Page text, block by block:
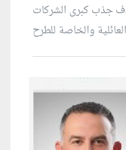
جذب كبرى الشركات
العائلية والخاصة للطرح